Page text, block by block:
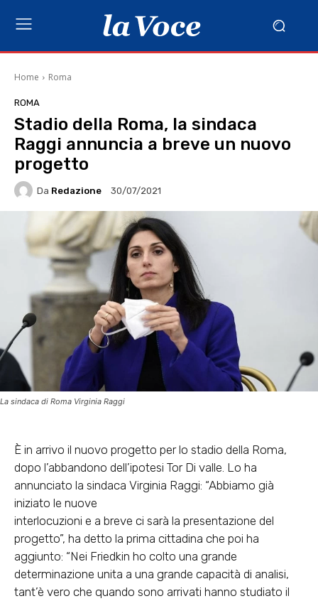
Home Roma
ROMA
Stadio della Roma, la sindaca
Raggi annuncia a breve un nuovo
progetto
Da Redazione 30/07/2021
La sindaca di Roma Virginia Raggi
È in arrivo il nuovo progetto per lo stadio della Roma,
dopo l’abbandono dell’ipotesi Tor Di valle. Lo ha
annunciato la sindaca Virginia Raggi: “Abbiamo già
iniziato le nuove
interlocuzioni e a breve ci sarà la presentazione del
progetto”, ha detto la prima cittadina che poi ha
aggiunto: “Nei Friedkin ho colto una grande
determinazione unita a una grande capacità di analisi,
tant’è vero che quando sono arrivati hanno studiato il